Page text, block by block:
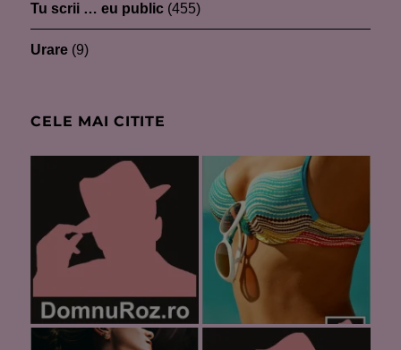
Tu scrii … eu public (455)
Urare (9)
CELE MAI CITITE